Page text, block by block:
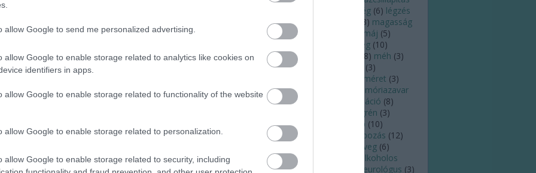
allow Google to send me personalized advertising.
allow Google to enable storage related to analytics like cookies on
identifiers in apps.
allow Google to enable storage related to functionality of the website
allow Google to enable storage related to personalization.
allow Google to enable storage related to security, including
fenyegető méhelhelyezkedést
szakértőinek közreműködésével készült.
méh gyerekvállalás nőgyógyászat tévhitek várandósság
légúti betegség (6) légzés
leszokás 3) magasság
) magas vérnyomás máj (5)
meddőség (10)
megelőzés
8) méh (3)
méhnyakrák
(3)
mellméret (3)
mellrák (4
memóriazavar
(3 ) menopauza menstruáció (8)
migrén (3)
mítosz (4 nap (10)
napégés
7 napozás (12)
napszemüveg (6)
naptej
4)
nem alkoholos
zsírmáj (3) neurológus (3)